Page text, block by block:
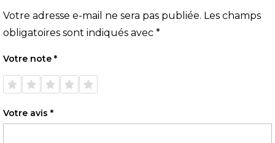
Votre adresse e-mail ne sera pas publiée. Les champs
obligatoires sont indiqués avec *
Votre note *
1 étoile
sur 5
2 étoiles
sur 5
3 étoiles
sur 5
4 étoiles
sur 5
5 étoiles
sur 5
Votre avis *